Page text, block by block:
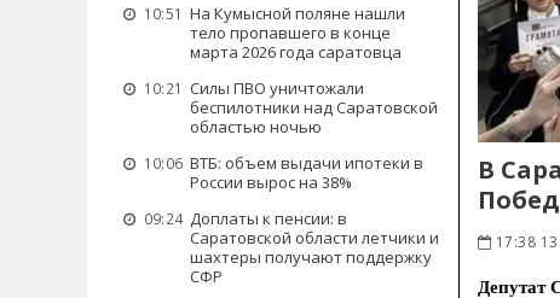
10:51 На Кумысной поляне нашли
тело пропавшего в конце
марта 2026 года саратовца
10:21 Силы ПВО уничтожали
беспилотники над Саратовской
областью ночью
10:06 ВТБ: объем выдачи ипотеки в
России вырос на 38%
09:24 Доплаты к пенсии: в
Саратовской области летчики и
шахтеры получают поддержку
СФР
В
17:38
Депутат